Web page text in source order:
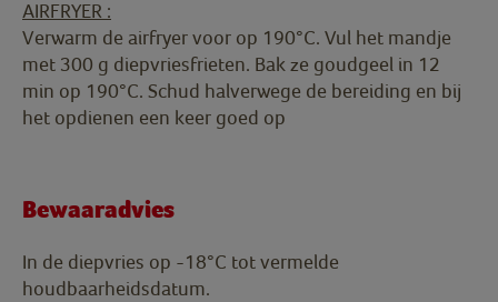
AIRFRYER :
Verwarm de airfryer voor op 190°C. Vul het mandje
met 300 g diepvriesfrieten. Bak ze goudgeel in 12
min op 190°C. Schud halverwege de bereiding en bij
het opdienen een keer goed op
Bewaaradvies
In de diepvries op -18°C tot vermelde
houdbaarheidsdatum.